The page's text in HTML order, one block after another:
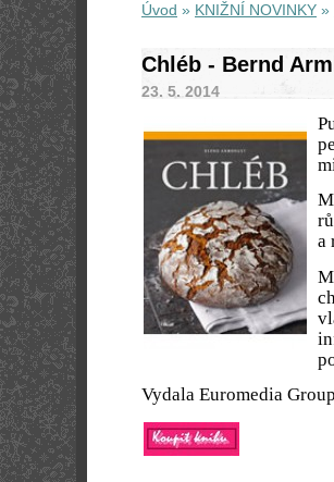
Úvod » KNIŽNÍ NOVINKY »
Chléb - Bernd
23. 5. 2014
a
Vydala Euromedia